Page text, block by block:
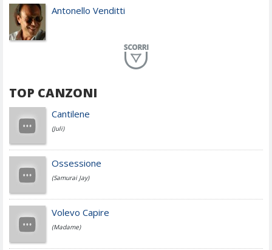
Antonello Venditti
Achille Lauro
Cesare Cremonini
Jovanotti
TOP CANZONI
Cantilene
(Juli)
Ossessione
(Samurai Jay)
Volevo Capire
(Madame)